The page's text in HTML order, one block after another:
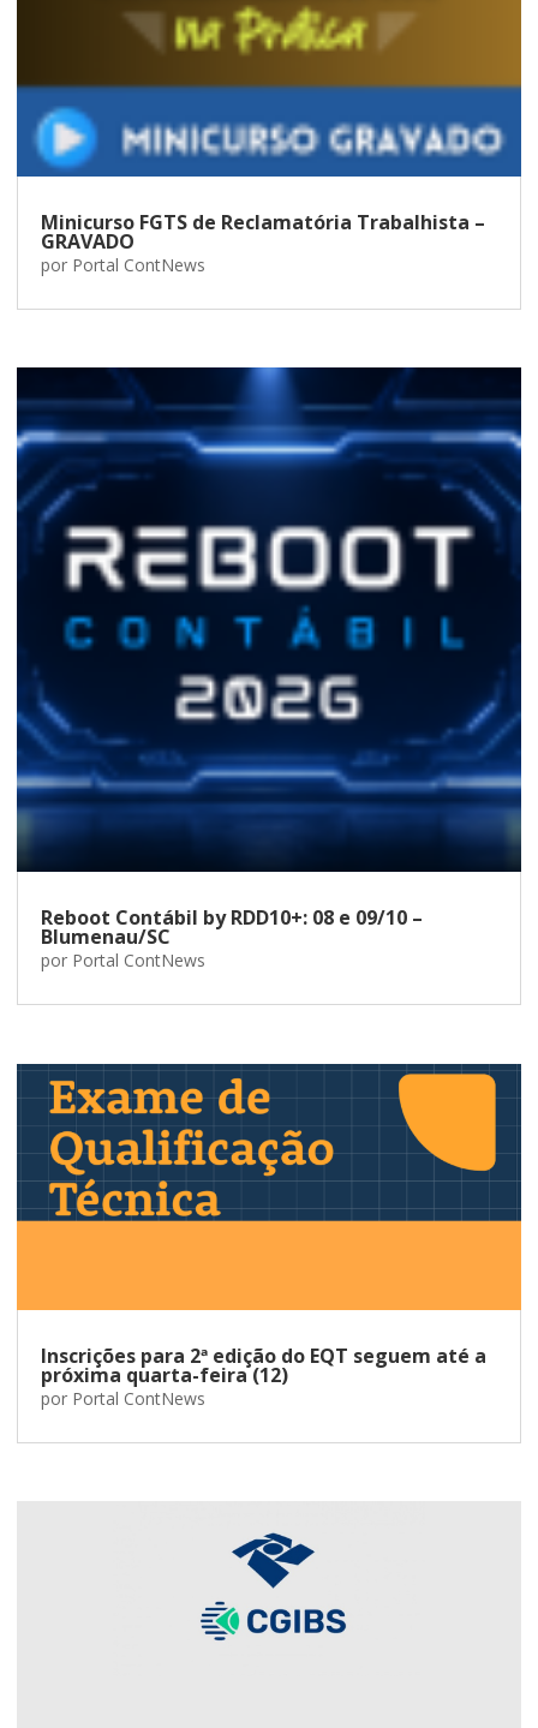
Minicurso FGTS de Reclamatória Trabalhista –
GRAVADO
por Portal ContNews
Reboot Contábil by RDD10+: 08 e 09/10 –
Blumenau/SC
por Portal ContNews
Inscrições para 2ª edição do EQT seguem até a
próxima quarta-feira (12)
por Portal ContNews